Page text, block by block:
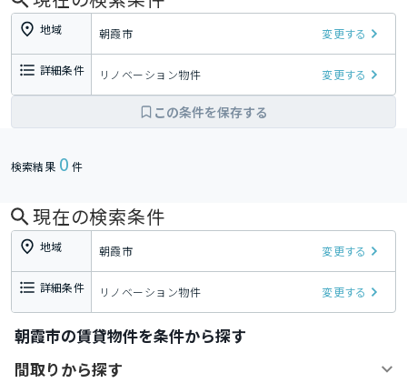
地域 朝霞市 変更する
詳細条件 リノベーション物件 変更する
この条件を保存する
検索結果 0 件
現在の検索条件
地域 朝霞市 変更する
詳細条件 リノベーション物件 変更する
朝霞市の賃貸物件を条件から探す
間取りから探す